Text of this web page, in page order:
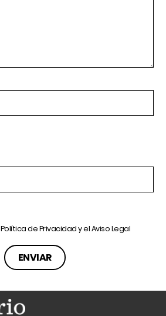
Política de Privacidady elAviso Legal